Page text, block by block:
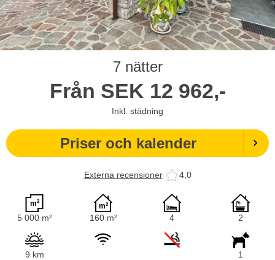
7 nätter
Från SEK 12 962,-
Inkl. städning
Priser och kalender
Externa recensioner 4,0
5 000 m² 160 m² 4 2
9 km
1